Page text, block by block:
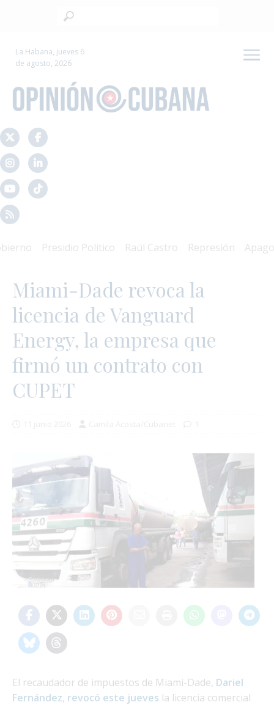
La Habana, jueves 6
de agosto, 2026
Presidio Político Raúl Castro Represión Apagones
Miami-Dade revoca la
licencia de Vanguard
Energy, la empresa que
firmó un contrato con
CUPET
El recaudador de impuestos de Miami-Dade, Dariel
Fernández, revocó este jueves la licencia comercial